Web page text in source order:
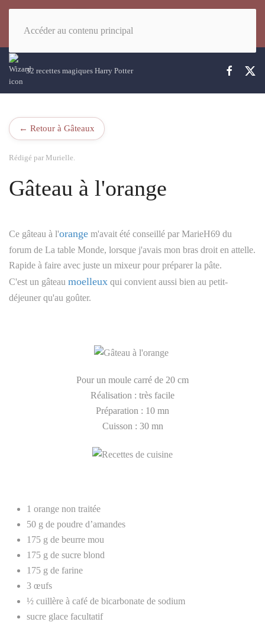
Accéder au contenu principal
32 recettes magiques Harry Potter
← Retour à Gâteaux
Rédigé par Murielle.
Gâteau à l'orange
Ce gâteau à l'orange m'avait été conseillé par MarieH69 du
forum de La table Monde, lorsque j'avais mon bras droit en attelle.
Rapide à faire avec juste un mixeur pour préparer la pâte.
C'est un gâteau moelleux qui convient aussi bien au petit-
déjeuner qu'au goûter.
Pour un moule carré de 20 cm
Réalisation : très facile
Préparation : 10 mn
Cuisson : 30 mn
1 orange non traitée
50 g de poudre d’amandes
175 g de beurre mou
175 g de sucre blond
175 g de farine
3 œufs
½ cuillère à café de bicarbonate de sodium
sucre glace facultatif